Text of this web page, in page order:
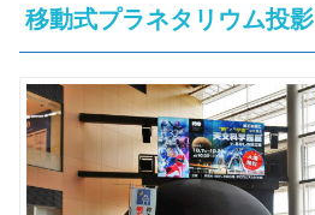
移動式プラネタリウム投影